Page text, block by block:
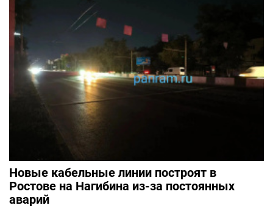
Новые кабельные линии построят в
Ростове на Нагибина из-за постоянных
аварий